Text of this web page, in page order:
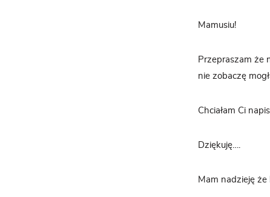
Mamusiu!
Przepraszam że
nie zobaczę
Chciałam Ci
Dziękuję….
Mam nadzieję że